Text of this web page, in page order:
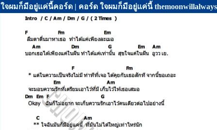
ใจผมก็มีอยู่แค่นี้คอร์ด | คอร์ด ใจผมก็มีอยู่แค่นี้